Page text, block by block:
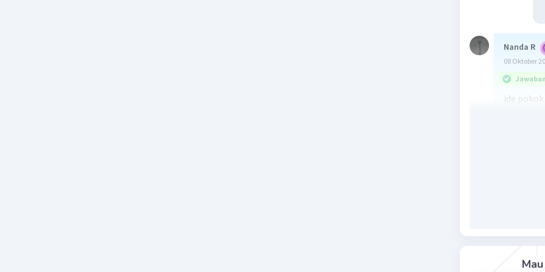
Nanda R
08 Oktober
ide
Beri